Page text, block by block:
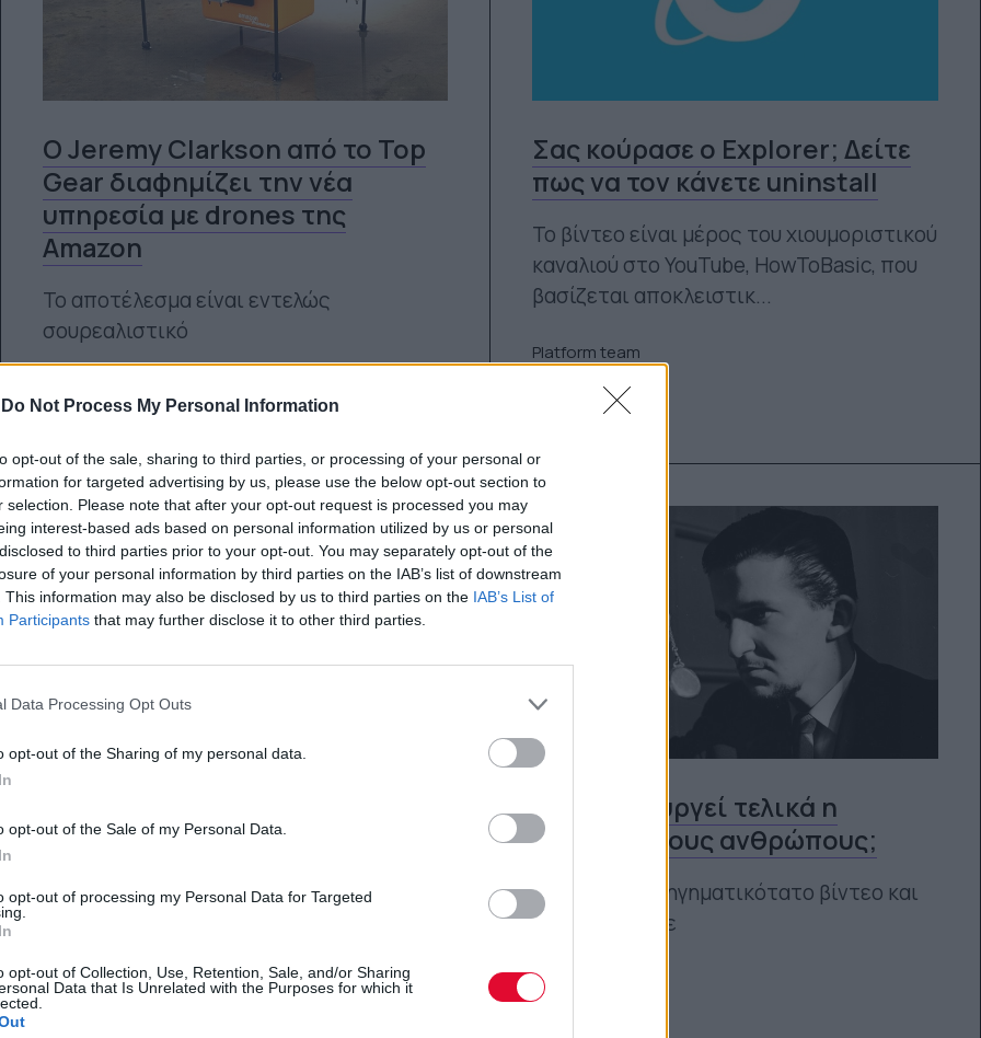
Do Not Process My Personal Information
opt-out of the sale, sharing to third parties, or processing of your personal or
for targeted advertising by us, please use the below opt-out section to
selection. Please note that after your opt-out request is processed you may
interest-based ads based on personal information utilized by us or personal
to third parties prior to your opt-out. You may separately opt-out of the
of your personal information by third parties on the IAB’s list of downstream
This information may also be disclosed by us to third parties on the IAB’s List of
Participants that may further disclose it to other third parties.
Data Processing Opt Outs
opt-out of the Sharing of my personal data.
opt-out of the Sale of my Personal Data.
opt-out of processing my Personal Data for Targeted
opt-out of Collection, Use, Retention, Sale, and/or Sharing
Data that Is Unrelated with the Purposes for which it
O Jeremy Clarkson από το Top
Gear διαφημίζει την νέα
υπηρεσία με drones της
Amazon
Το αποτέλεσμα είναι εντελώς
σουρεαλιστικό
01.12.2015
Σας κούρασε ο Explorer; Δείτε
πως να τον κάνετε uninstall
Το βίντεο είναι μέρος του χιουμοριστικού
καναλιού στο YouTube, HowToBasic, που
βασίζεται αποκλειστικ...
Platform team
διασκευάσει... Adele
To Hello παίρνει μια πιο χιουμοριστική
Platform team
Πως λειτουργεί τελικά η
ύπνωση στους ανθρώπους;
Δείτε το επεξηγηματικότατο βίντεο και
θα καταλάβετε
Platform team
20.11.2015